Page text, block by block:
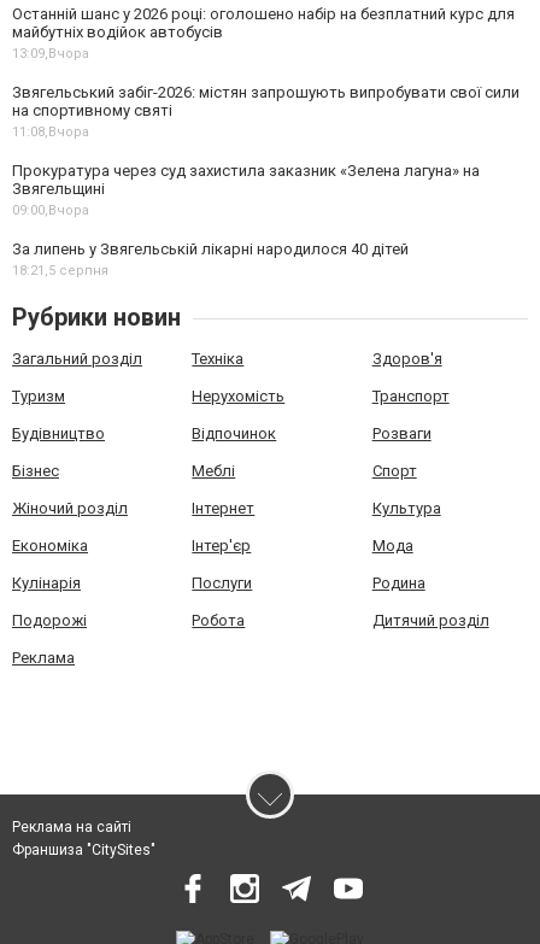
Останній шанс у 2026 році: оголошено набір на безплатний курс для
майбутніх водійок автобусів
13:09, Вчора
Звягельський забіг-2026: містян запрошують випробувати свої сили
на спортивному святі
11:08, Вчора
Прокуратура через суд захистила заказник «Зелена лагуна» на
Звягельщині
09:00, Вчора
За липень у Звягельській лікарні народилося 40 дітей
18:21,5 серпня
Рубрики новин
Загальний розділ Техніка Здоров'я
Туризм Нерухомість Транспорт
Будівництво Відпочинок Розваги
Бізнес Меблі Спорт
Жіночий розділ Інтернет Культура
Економіка Інтер'єр Мода
Кулінарія Послуги Родина
Подорожі Робота Дитячий розділ
Реклама
Реклама на сайті
Франшиза "CitySites"